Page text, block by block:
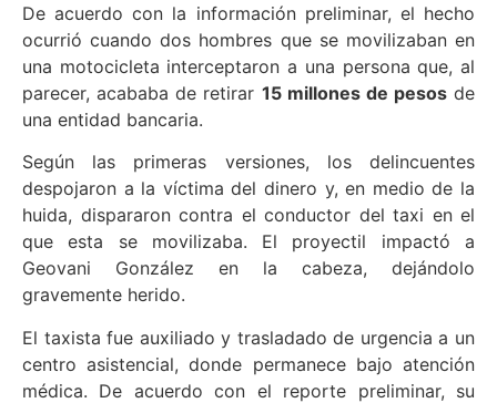
De acuerdo con la información preliminar, el hecho
ocurrió cuando dos hombres que se movilizaban en
una motocicleta interceptaron a una persona que, al
parecer, acababa de retirar 15 millones de pesosde
una entidad bancaria.
Según las primeras versiones, los delincuentes
despojaron a la víctima del dinero y, en medio de la
huida, dispararon contra el conductor del taxi en el
que esta se movilizaba. El proyectil impactó a
Geovani González en la cabeza, dejándolo
gravemente herido.
El taxista fue auxiliado y trasladado de urgencia a un
centro asistencial, donde permanece bajo atención
médica. De acuerdo con el reporte preliminar, su